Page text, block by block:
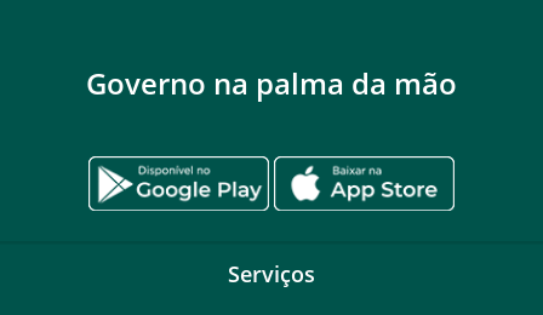
Governo na palma da mão
Serviços